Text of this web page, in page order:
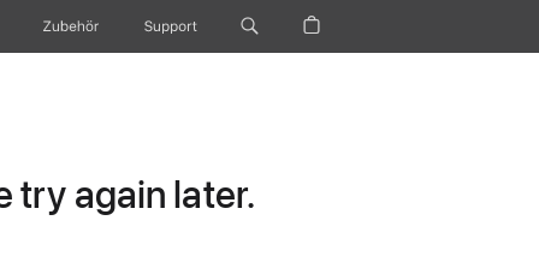
Zubehör Support
try again later.